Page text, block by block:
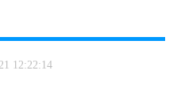
12:22:14